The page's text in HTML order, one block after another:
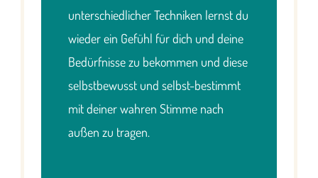
unterschiedlicher Techniken lernst du
wieder ein Gefühl für dich und deine
Bedürfnisse zu bekommen und diese
selbstbewusst und selbst-bestimmt
mit deiner wahren Stimme nach
außen zu tragen.